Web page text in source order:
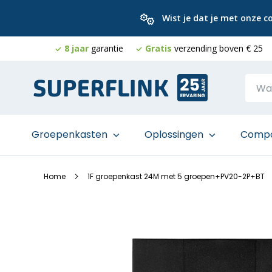
Wist je dat je met onze
8 jaar garantie Gratis verzending boven € 25
naar
de
Groepenkasten Oplossingen
Home 1F groepenkast 24M met 5 groepen+PV20-2P+BT